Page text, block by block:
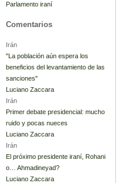
Parlamento iraní
Comentarios
Irán
"La población aún espera los
beneficios del levantamiento de las
sanciones"
Luciano Zaccara
Irán
Primer debate presidencial: mucho
ruido y pocas nueces
Luciano Zaccara
Irán
El próximo presidente iraní, Rohani
o… Ahmadineyad?
Luciano Zaccara